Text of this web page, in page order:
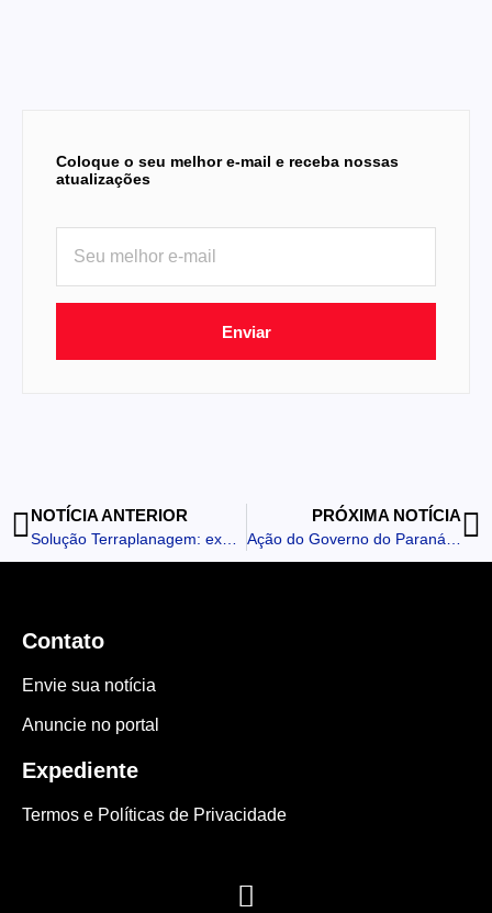
Coloque o seu melhor e-mail e receba nossas
atualizações
Enviar
NOTÍCIA ANTERIOR PRÓXIMA NOTÍCIA
Contato
Envie sua notícia
Anuncie no portal
Expediente
Termos e Políticas de Privacidade